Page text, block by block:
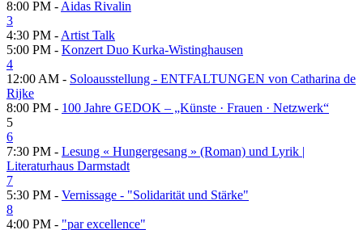
8:00 PM - Aidas Rivalin
3
4:30 PM - Artist Talk
5:00 PM - Konzert Duo Kurka-Wistinghausen
4
12:00 AM - Soloausstellung - ENTFALTUNGEN von Catharina de
Rijke
8:00 PM - 100 Jahre GEDOK – „Künste · Frauen · Netzwerk“
5
6
7:30 PM - Lesung « Hungergesang » (Roman) und Lyrik |
Literaturhaus Darmstadt
7
5:30 PM - Vernissage - "Solidarität und Stärke"
8
4:00 PM - "par excellence"